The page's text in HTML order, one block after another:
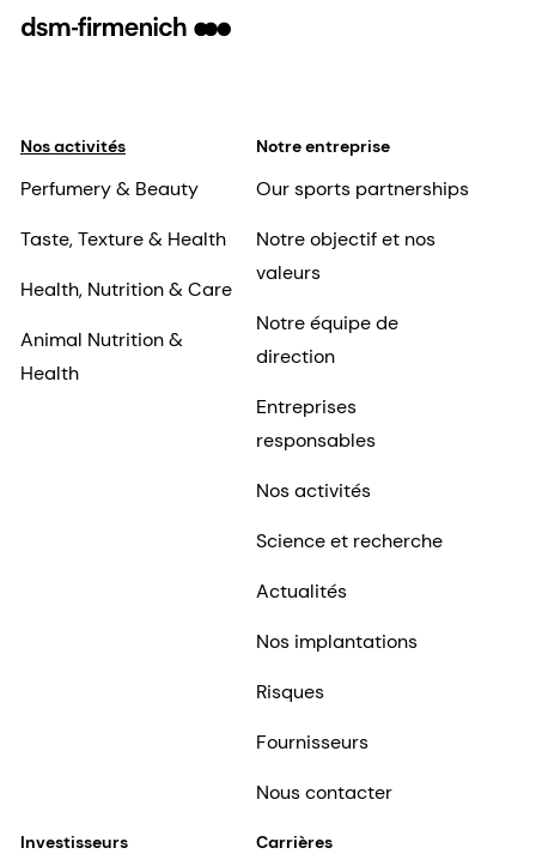
Nos activités
Perfumery & Beauty
Taste, Texture & Health
Health, Nutrition & Care
Animal Nutrition &
Health
Notre entreprise
Our sports partnerships
Notre objectif et nos
valeurs
Notre équipe de
direction
Entreprises
responsables
Nos activités
Science et recherche
Actualités
Nos implantations
Risques
Fournisseurs
Nous contacter
Investisseurs Carrières